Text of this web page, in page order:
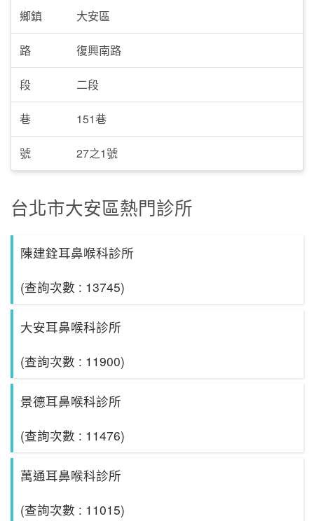
鄉鎮 大安區
路 復興南路
段 二段
巷 151巷
號 27之1號
台北市大安區熱門診所
陳建銓耳鼻喉科診所
(查詢次數 : 13745)
大安耳鼻喉科診所
(查詢次數 : 11900)
景德耳鼻喉科診所
(查詢次數 : 11476)
萬通耳鼻喉科診所
(查詢次數 : 11015)